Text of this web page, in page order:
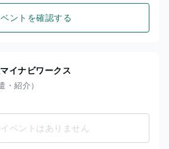
ントを確認する
イナビワークス
・紹介）
ベントはありません